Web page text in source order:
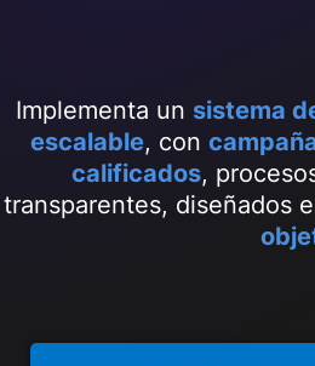
Implementa un sistema
escalable, con
calificados,
transparentes, diseñados